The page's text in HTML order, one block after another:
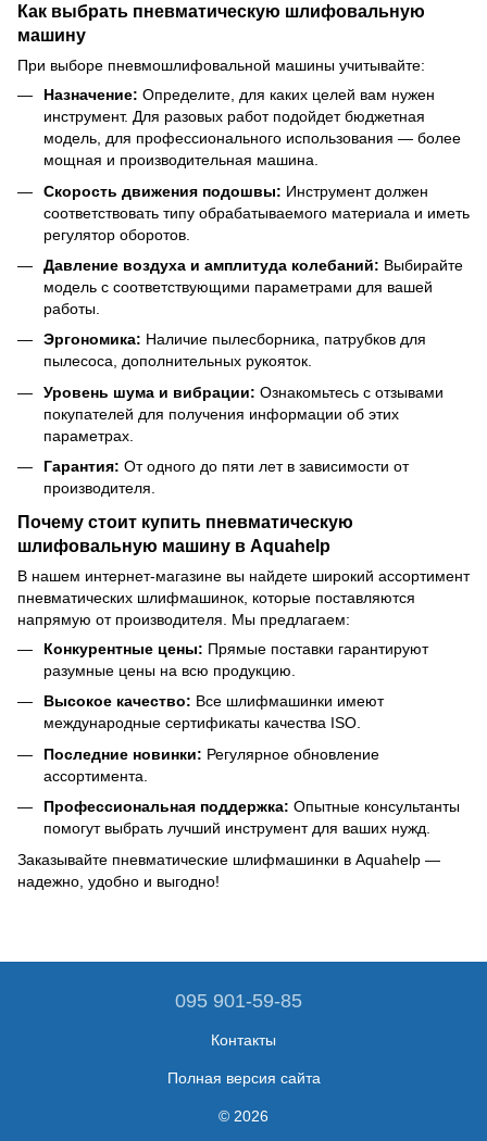
Как выбрать пневматическую шлифовальную
машину
При выборе пневмошлифовальной машины учитывайте:
Назначение: Определите, для каких целей вам нужен
инструмент. Для разовых работ подойдет бюджетная
модель, для профессионального использования — более
мощная и производительная машина.
Скорость движения подошвы: Инструмент должен
соответствовать типу обрабатываемого материала и иметь
регулятор оборотов.
Давление воздуха и амплитуда колебаний: Выбирайте
модель с соответствующими параметрами для вашей
работы.
Эргономика: Наличие пылесборника, патрубков для
пылесоса, дополнительных рукояток.
Уровень шума и вибрации: Ознакомьтесь с отзывами
покупателей для получения информации об этих
параметрах.
Гарантия: От одного до пяти лет в зависимости от
производителя.
Почему стоит купить пневматическую
шлифовальную машину в Aquahelp
В нашем интернет-магазине вы найдете широкий ассортимент
пневматических шлифмашинок, которые поставляются
напрямую от производителя. Мы предлагаем:
Конкурентные цены: Прямые поставки гарантируют
разумные цены на всю продукцию.
Высокое качество: Все шлифмашинки имеют
международные сертификаты качества ISO.
Последние новинки: Регулярное обновление
ассортимента.
Профессиональная поддержка: Опытные консультанты
помогут выбрать лучший инструмент для ваших нужд.
Заказывайте пневматические шлифмашинки в Aquahelp —
надежно, удобно и выгодно!
095 901-59-85
Контакты
Полная версия сайта
© 2026